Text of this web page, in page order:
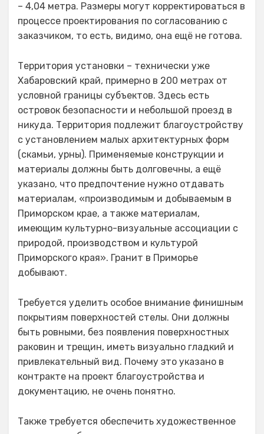
– 4,04 метра. Размеры могут корректироваться в
процессе проектирования по согласованию с
заказчиком, то есть, видимо, она ещё не готова.
Территория установки – технически уже
Хабаровский край, примерно в 200 метрах от
условной границы субъектов. Здесь есть
островок безопасности и небольшой проезд в
никуда. Территория подлежит благоустройству
с установлением малых архитектурных форм
(скамьи, урны). Применяемые конструкции и
материалы должны быть долговечны, а ещё
указано, что предпочтение нужно отдавать
материалам, «производимым и добываемым в
Приморском крае, а также материалам,
имеющим культурно-визуальные ассоциации с
природой, производством и культурой
Приморского края». Гранит в Приморье
добывают.
Требуется уделить особое внимание финишным
покрытиям поверхностей стелы. Они должны
быть ровными, без появления поверхностных
раковин и трещин, иметь визуально гладкий и
привлекательный вид. Почему это указано в
контракте на проект благоустройства и
документацию, не очень понятно.
Также требуется обеспечить художественное